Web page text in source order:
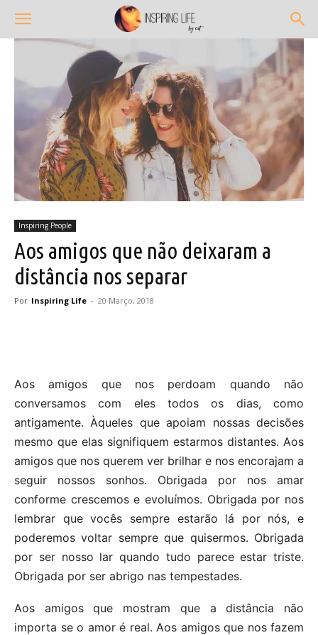
Inspiring People
Aos amigos que não deixaram a
distância nos separar
Por Inspiring Life - 20 Março, 2018
Aos amigos que nos perdoam quando não
conversamos com eles todos os dias, como
antigamente. Àqueles que apoiam nossas decisões
mesmo que elas signifiquem estarmos distantes. Aos
amigos que nos querem ver brilhar e nos encorajam a
seguir nossos sonhos. Obrigada por nos amar
conforme crescemos e evoluímos. Obrigada por nos
lembrar que vocês sempre estarão lá por nós, e
poderemos voltar sempre que quisermos. Obrigada
por ser nosso lar quando tudo parece estar triste.
Obrigada por ser abrigo nas tempestades.
Aos amigos que mostram que a distância não
importa se o amor é real. Aos amigos que nos fazem